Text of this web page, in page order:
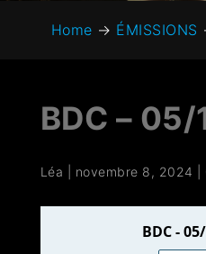
Home → ÉMISSIONS
BDC –
Léa novembre 8, 2024